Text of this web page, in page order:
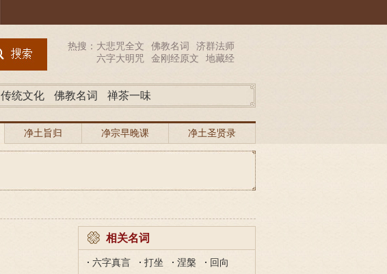
热搜： 大悲咒全文 佛教名词
济群法师
六字大明咒
金刚经原文 地藏经
传统文化 佛教名词 禅茶一味
净土旨归 净宗早晚课 净土圣贤录
相关名词
六字真言 打坐 涅槃
回向